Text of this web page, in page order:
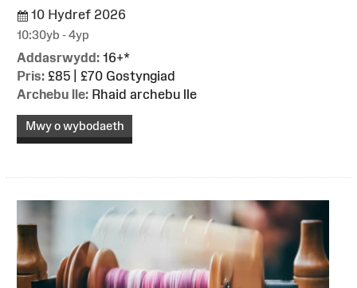
10 Hydref 2026
10:30yb - 4yp
Addasrwydd: 16+*
Pris: £85 | £70 Gostyngiad
Archebu lle: Rhaid archebu lle
Mwy o wybodaeth